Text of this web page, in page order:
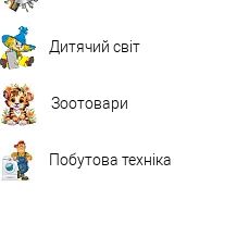
Дитячий світ
Зоотовари
Побутова техніка